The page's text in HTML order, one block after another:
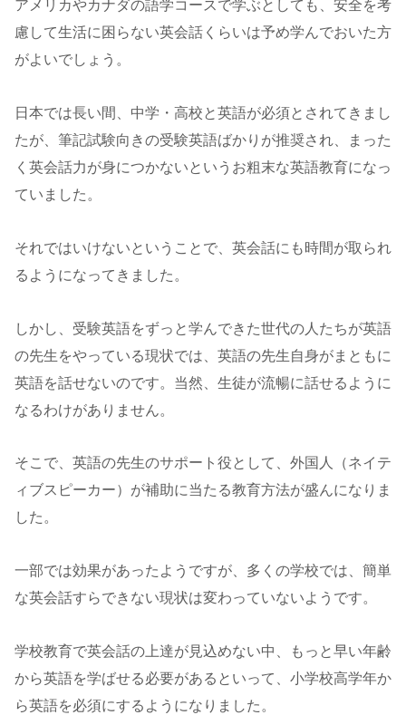
アメリカやカナダの語学コースで学ぶとしても、安全を考
慮して生活に困らない英会話くらいは予め学んでおいた方
がよいでしょう。
日本では長い間、中学・高校と英語が必須とされてきまし
たが、筆記試験向きの受験英語ばかりが推奨され、まった
く英会話力が身につかないというお粗末な英語教育になっ
ていました。
それではいけないということで、英会話にも時間が取られ
るようになってきました。
しかし、受験英語をずっと学んできた世代の人たちが英語
の先生をやっている現状では、英語の先生自身がまともに
英語を話せないのです。当然、生徒が流暢に話せるように
なるわけがありません。
そこで、英語の先生のサポート役として、外国人（ネイテ
ィブスピーカー）が補助に当たる教育方法が盛んになりま
した。
一部では効果があったようですが、多くの学校では、簡単
な英会話すらできない現状は変わっていないようです。
学校教育で英会話の上達が見込めない中、もっと早い年齢
から英語を学ばせる必要があるといって、小学校高学年か
ら英語を必須にするようになりました。